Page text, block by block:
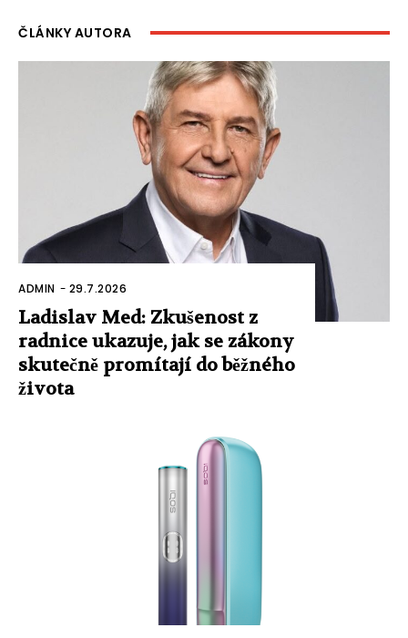
ČLÁNKY AUTORA
ADMIN - 29.7.2026
Ladislav Med: Zkušenost z
radnice ukazuje, jak se zákony
skutečně promítají do běžného
života